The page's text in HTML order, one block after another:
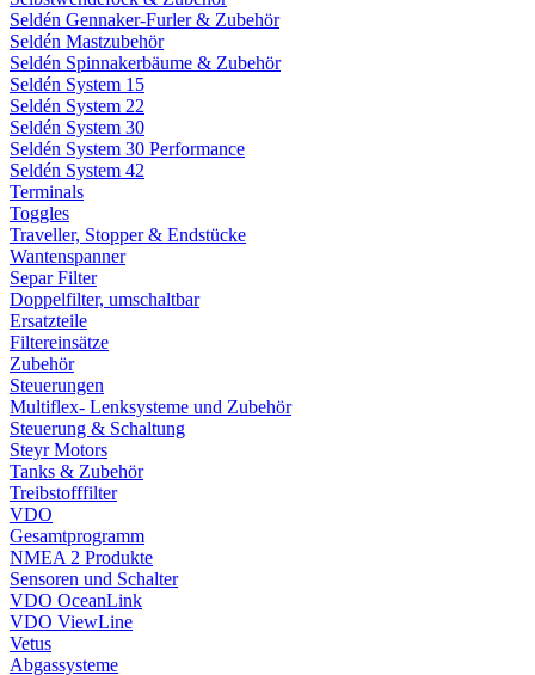
Seldén Gennaker-Furler & Zubehör
Seldén Mastzubehör
Seldén Spinnakerbäume & Zubehör
Seldén System 15
Seldén System 22
Seldén System 30
Seldén System 30 Performance
Seldén System 42
Terminals
Toggles
Traveller, Stopper & Endstücke
Wantenspanner
Separ Filter
Doppelfilter, umschaltbar
Ersatzteile
Filtereinsätze
Zubehör
Steuerungen
Multiflex- Lenksysteme und Zubehör
Steuerung & Schaltung
Steyr Motors
Tanks & Zubehör
Treibstofffilter
VDO
Gesamtprogramm
NMEA 2 Produkte
Sensoren und Schalter
VDO OceanLink
VDO ViewLine
Vetus
Abgassysteme